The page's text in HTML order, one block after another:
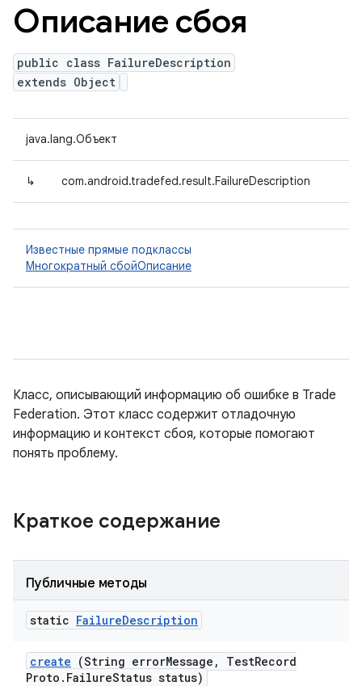
Описание сбоя
public class FailureDescription
extends Object
java.lang.Объект
↳ com.android.tradefed.result.FailureDescription
Известные прямые подклассы
Многократный сбойОписание
Класс, описывающий информацию об ошибке в Trade
Federation. Этот класс содержит отладочную
информацию и контекст сбоя, которые помогают
понять проблему.
Краткое содержание
Публичные методы
static FailureDescription
create (String errorMessage , TestRecord
Proto . FailureStatus status)